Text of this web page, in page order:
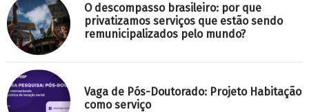
O descompasso brasileiro: por que
privatizamos serviços que estão sendo
remunicipalizados pelo mundo?
Vaga de Pós-Doutorado: Projeto Habitação
como serviço